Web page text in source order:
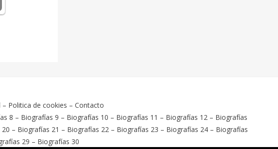
– Politica de cookies – Contacto
8 – Biografías 9 – Biografías 10 – Biografías 11 – Biografías 12 – Biografías
– Biografías 21 – Biografías 22 – Biografías 23 – Biografías 24 – Biografías
29 – Biografías 30